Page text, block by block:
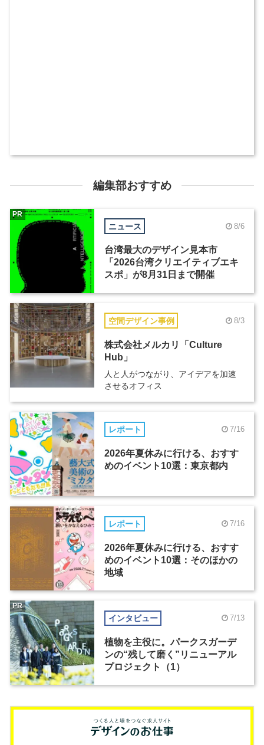
編集部おすすめ
ニュース 8/6
台湾最大のデザイン見本市
「2026台湾クリエイティブエキ
スポ」が8月31日まで開催
PR
空間デザイン事例 8/3
株式会社メルカリ「Culture
Hub」
人と人がつながり、アイデアを加速
させるオフィス
レポート 7/16
2026年夏休みに行ける、おすす
めのイベント10選：東京都内
レポート 7/16
2026年夏休みに行ける、おすす
めのイベント10選：そのほかの
地域
インタビュー 7/13
植物を主役に。パークスガーデ
ンの“残して磨く”リニューアル
プロジェクト（1）
PR